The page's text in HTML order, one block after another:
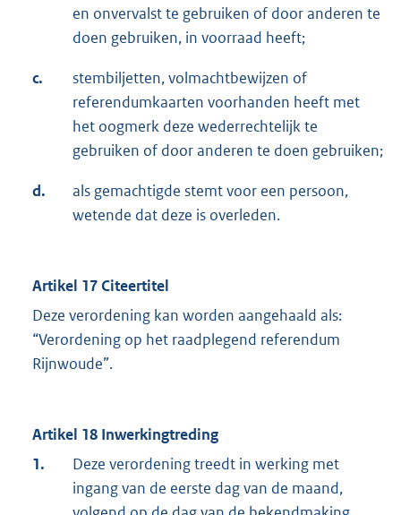
en onvervalst te gebruiken of door anderen te
doen gebruiken, in voorraad heeft;
c.
stembiljetten, volmachtbewijzen of
referendumkaarten voorhanden heeft met
het oogmerk deze wederrechtelijk te
gebruiken of door anderen te doen gebruiken;
d.
als gemachtigde stemt voor een persoon,
wetende dat deze is overleden.
Artikel 17 Citeertitel
Deze verordening kan worden aangehaald als:
“Verordening op het raadplegend referendum
Rijnwoude”.
Artikel 18 Inwerkingtreding
1.
Deze verordening treedt in werking met
ingang van de eerste dag van de maand,